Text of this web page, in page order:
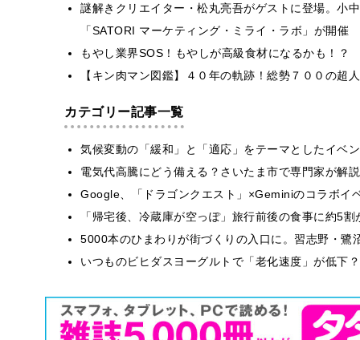
謎解きクリエイター・松丸亮吾がゲストに登場。小
「SATORI マーケティング・ミライ・ラボ」が開催
もやし業界SOS！もやしが高級食材になるかも！？
【キン肉マン図鑑】４０年の軌跡！総勢７００の超
カテゴリー記事一覧
気候変動の「緩和」と「適応」をテーマとしたイベ
電気代高騰にどう備える？さいたま市で専門家が解
Google、「ドラゴンクエスト」×Geminiのコラボイ
「帰宅後、冷蔵庫が空っぽ」旅行前後の食事に約5
5000本のひまわりが街づくりの入口に。習志野・
いつものビヒダスヨーグルトで「老化速度」が低